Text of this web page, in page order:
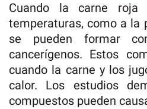
Cuando la carne
temperaturas, como a la
se pueden formar
cancerígenos. Estos
cuando la carne y los
calor. Los estudios
compuestos pueden